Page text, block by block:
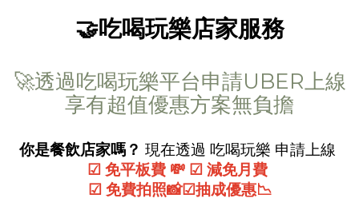
🤝吃喝玩樂店家服務
🚀透過吃喝玩樂平台申請UBER上線
享有超值優惠方案無負擔
你是餐飲店家嗎？ 現在透過 吃喝玩樂 申請上線
☑ 免平板費 💸 ☑ 減免月費
☑ 免費拍照📸☑抽成優惠📉